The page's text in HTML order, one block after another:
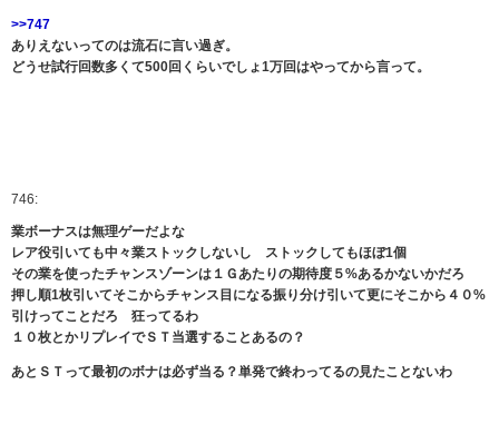
>>747
ありえないってのは流石に言い過ぎ。
どうせ試行回数多くて500回くらいでしょ1万回はやってから言って。
746:
業ボーナスは無理ゲーだよな
レア役引いても中々業ストックしないし ストックしてもほぼ1個
その業を使ったチャンスゾーンは１Ｇあたりの期待度５%あるかないかだろ
押し順1枚引いてそこからチャンス目になる振り分け引いて更にそこから４０%
引けってことだろ 狂ってるわ
１０枚とかリプレイでＳＴ当選することあるの？
あとＳＴって最初のボナは必ず当る？単発で終わってるの見たことないわ